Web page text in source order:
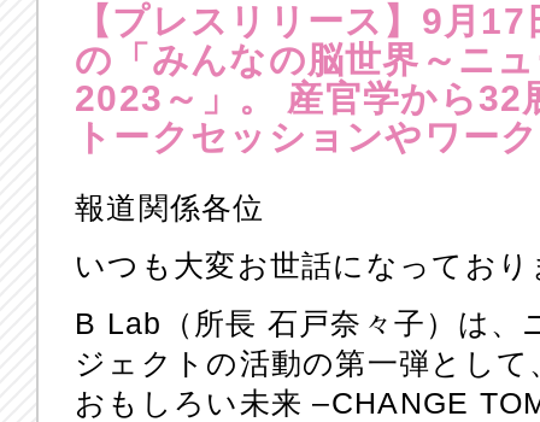
【プレスリリース】9月
の「みんなの脳世界～ニ
2023～」。 産官学から32
トークセッションやワー
報道関係各位
いつも大変お世話になっており
B Lab（所長 石戸奈々子）は
ジェクトの活動の第一弾とし
おもしろい未来 –CHANGE